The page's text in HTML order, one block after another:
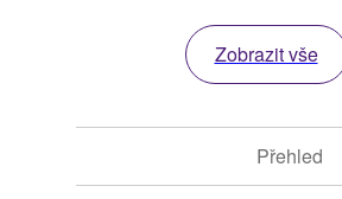
Zobrazit vše
Přehled